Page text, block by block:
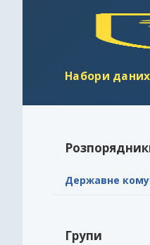
Набори даних
Державне
Групи